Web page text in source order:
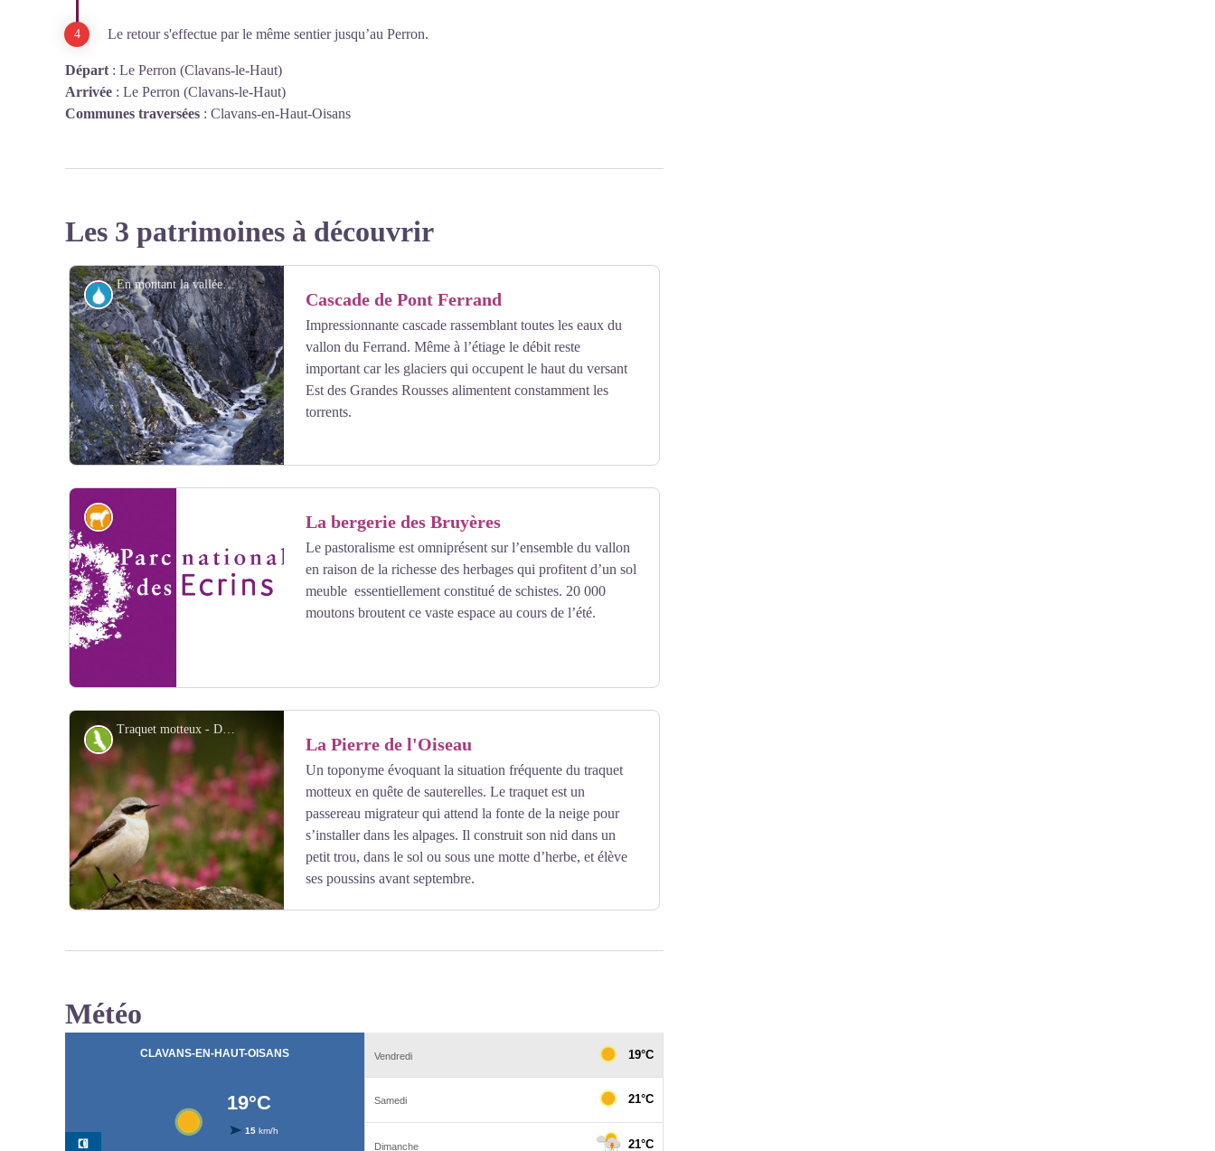
Le retour s'effectue par le même sentier jusqu’au Perron.
Départ : Le Perron (Clavans-le-Haut)
Arrivée : Le Perron (Clavans-le-Haut)
Communes traversées : Clavans-en-Haut-Oisans
Les 3 patrimoines à découvrir
En montant la vallée du Ferrand - Pascal Soulay - PNE
Voir l'image en plein écran
Eau Cascade de Pont Ferrand
Impressionnante cascade rassemblant toutes les eaux du
vallon du Ferrand. Même à l’étiage le débit reste
important car les glaciers qui occupent le haut du versant
Est des Grandes Rousses alimentent constamment les
torrents.
Voir l'image en plein écran
Pastoralisme La bergerie des Bruyères
Le pastoralisme est omniprésent sur l’ensemble du vallon
en raison de la richesse des herbages qui profitent d’un sol
meuble essentiellement constitué de schistes. 20 000
moutons broutent ce vaste espace au cours de l’été.
Traquet motteux - Damien Combrisson - PNE
Faune La Pierre de l'Oiseau
Un toponyme évoquant la situation fréquente du traquet
motteux en quête de sauterelles. Le traquet est un
passereau migrateur qui attend la fonte de la neige pour
s’installer dans les alpages. Il construit son nid dans un
petit trou, dans le sol ou sous une motte d’herbe, et élève
ses poussins avant septembre.
Météo